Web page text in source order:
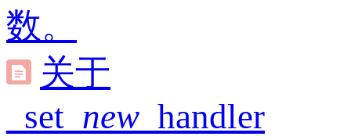
数。
关于
_set_ new _handler